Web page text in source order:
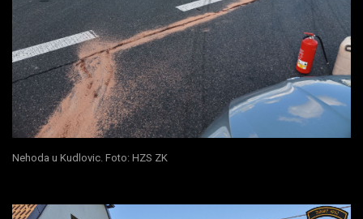
Nehoda u Kudlovic. Foto: HZS ZK